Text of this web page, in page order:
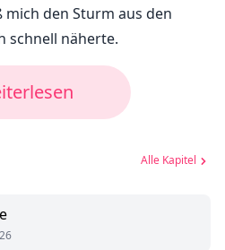
den Sturm aus den
schnell näherte.
Alle Kapitel